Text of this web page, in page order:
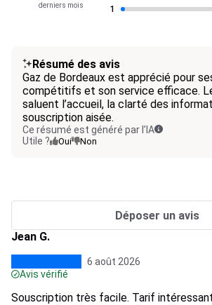
derniers mois
1
Résumé des avis
Gaz de Bordeaux est apprécié pour
compétitifs et son service efficace.
saluent l’accueil, la clarté des
souscription aisée.
Ce résumé est généré par l’IA
Utile ?
Oui Non
Déposer un avis
Jean G.
6 août 2026
Avis vérifié
Souscription très facile. Tarif